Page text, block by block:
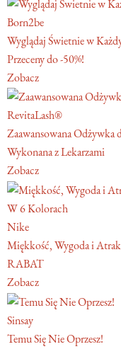
Born2be
Wyglądaj Świetnie w
Przeceny do -50%!
Zobacz
RevitaLash®
Zaawansowana Odżywka
Wykonana z Lekarzami
Zobacz
W 6 Kolorach
Nike
Miękkość, Wygoda i
RABAT
Zobacz
Sinsay
Temu Się Nie Oprzesz!